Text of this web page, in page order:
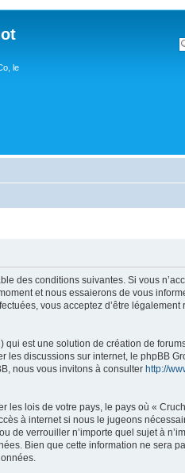
le
des conditions suivantes. Si vous
et nous essaierons de vous
vous acceptez d’être
est une solution de création de
les discussions sur internet, le phpBB
nous vous invitons à consulter http://
lois de votre pays, le pays où «
à internet si nous le jugeons
de verrouiller n’importe quel sujet à
Bien que cette information ne sera